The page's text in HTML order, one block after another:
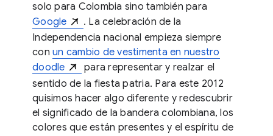
solo para Colombia sino también para
Google
. La celebración de la
Independencia nacional empieza siempre
con un cambio de vestimenta en nuestro
doodle
para representar y realzar el
sentido de la fiesta patria. Para este 2012
quisimos hacer algo diferente y redescubrir
el significado de la bandera colombiana, los
colores que están presentes y el espíritu de